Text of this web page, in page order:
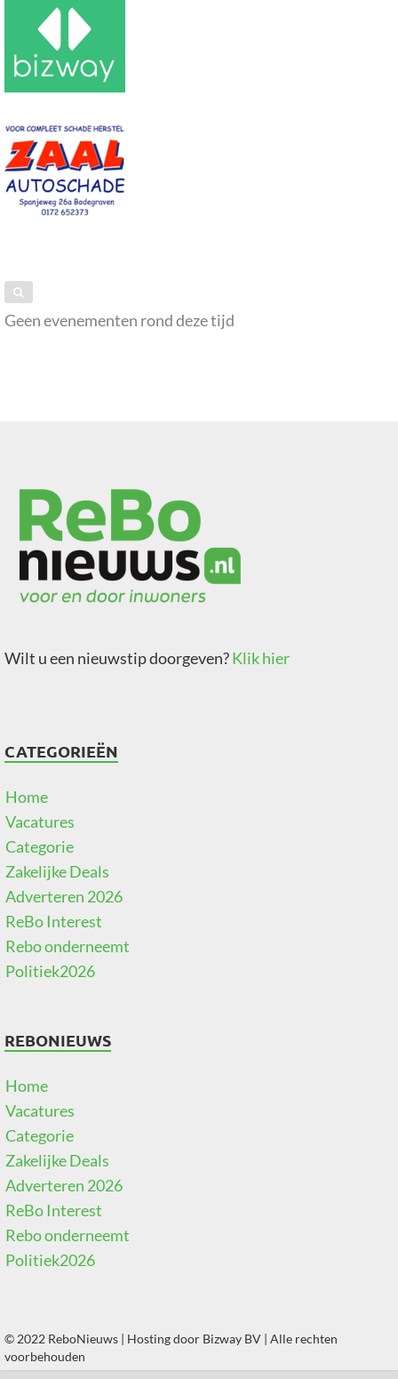
Geen evenementen rond deze tijd
Wilt u een nieuwstip doorgeven?Klik hier
CATEGORIEËN
Home
Vacatures
Categorie
Zakelijke Deals
Adverteren 2026
ReBo Interest
Rebo onderneemt
Politiek2026
REBONIEUWS
Home
Vacatures
Categorie
Zakelijke Deals
Adverteren 2026
ReBo Interest
Rebo onderneemt
Politiek2026
© 2022 ReboNieuws | Hosting door Bizway BV | Alle rechten
voorbehouden